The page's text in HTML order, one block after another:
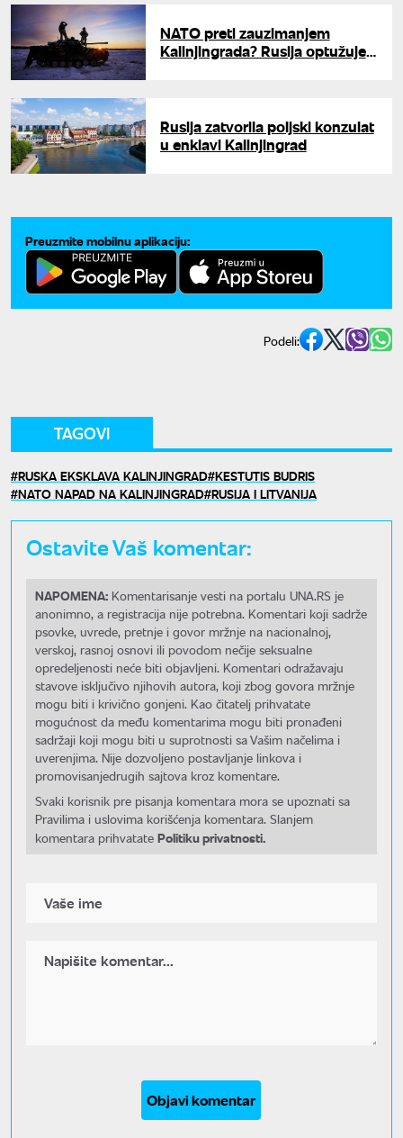
NATO preti zauzimanjem
Kalinjingrada? Rusija optužuje
Rusija zatvorila poljski konzulat
u enklavi Kalinjingrad
Preuzmite mobilnu aplikaciju:
Podeli:
TAGOVI
RUSKA EKSKLAVA KALINJINGRAD KESTUTIS BUDRIS
NATO NAPAD NA KALINJINGRAD RUSIJA I LITVANIJA
Ostavite Vaš komentar:
NAPOMENA: Komentarisanje vesti na portalu UNA.RS je
anonimno, a registracija nije potrebna. Komentari koji sadrže
psovke, uvrede, pretnje i govor mržnje na nacionalnoj,
verskoj, rasnoj osnovi ili povodom nečije seksualne
opredeljenosti neće biti objavljeni. Komentari odražavaju
stavove isključivo njihovih autora, koji zbog govora mržnje
mogu biti i krivično gonjeni. Kao čitatelj prihvatate
mogućnost da među komentarima mogu biti pronađeni
sadržaji koji mogu biti u suprotnosti sa Vašim načelima i
uverenjima. Nije dozvoljeno postavljanje linkova i
promovisanjedrugih sajtova kroz komentare.
Svaki korisnik pre pisanja komentara mora se upoznati sa
Pravilima i uslovima korišćenja komentara. Slanjem
komentara prihvatate Politiku privatnosti.
Objavi komentar